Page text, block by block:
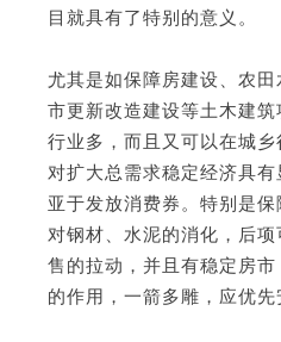
目就具有了特别的意义。
尤其是如保障房建设、农
市更新改造建设等土木建
行业多，而且又可以在城乡
对扩大总需求稳定经济具
亚于发放消费券。特别是
对钢材、水泥的消化，后
售的拉动，并且有稳定房
的作用，一箭多雕，应优先